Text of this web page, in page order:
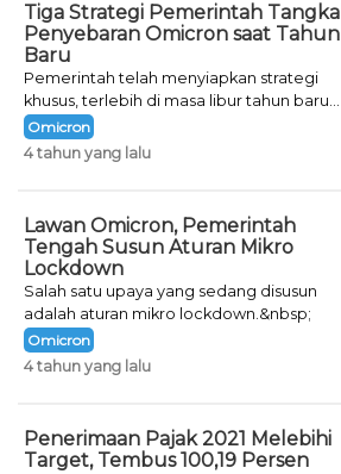
Tiga Strategi Pemerintah Tangkal
Penyebaran Omicron saat Tahun
Baru
Pemerintah telah menyiapkan strategi
khusus, terlebih di masa libur tahun baru
seperti saat ini.
Omicron
4 tahun yang lalu
Lawan Omicron, Pemerintah
Tengah Susun Aturan Mikro
Lockdown
Salah satu upaya yang sedang disusun
adalah aturan mikro lockdown.&nbsp;
Omicron
4 tahun yang lalu
Penerimaan Pajak 2021 Melebihi
Target, Tembus 100,19 Persen